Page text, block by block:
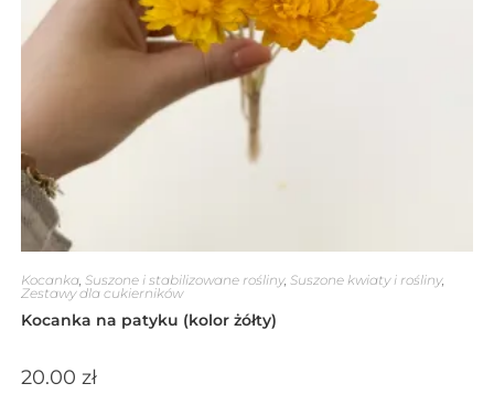
Kocanka, Suszone i stabilizowane rośliny, Suszone kwiaty i rośliny,
Zestawy dla cukierników
Kocanka na patyku (kolor żółty)
20.00 zł